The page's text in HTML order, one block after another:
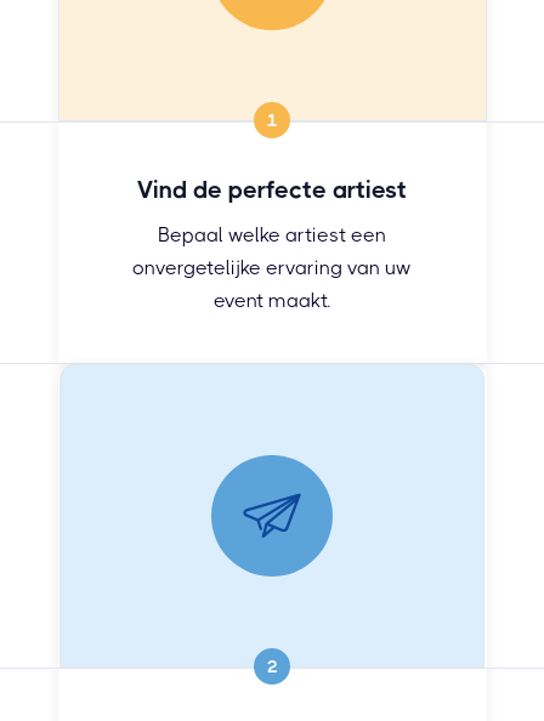
1
Vind de perfecte artiest
Bepaal welke artiest een
onvergetelijke ervaring van uw
event maakt.
2